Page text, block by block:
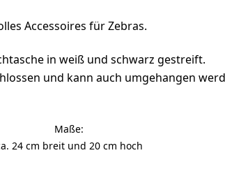
Accessoires für Zebras.
in weiß und schwarz gestreift.
und kann auch umgehangen
Maße:
24 cm breit und 20 cm hoch